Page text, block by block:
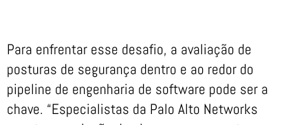
Para enfrentar esse desafio, a avaliação de
posturas de segurança dentro e ao redor do
pipeline de engenharia de software pode ser a
chave. “Especialistas da Palo Alto Networks